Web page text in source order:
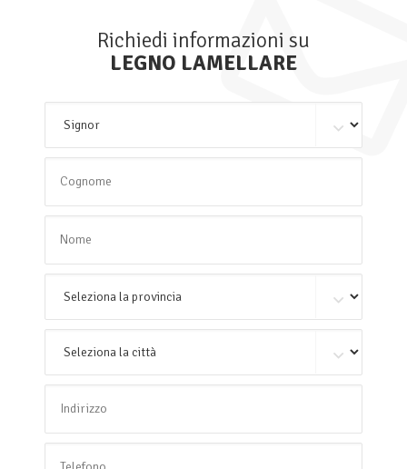
Richiedi informazioni su
LEGNO LAMELLARE